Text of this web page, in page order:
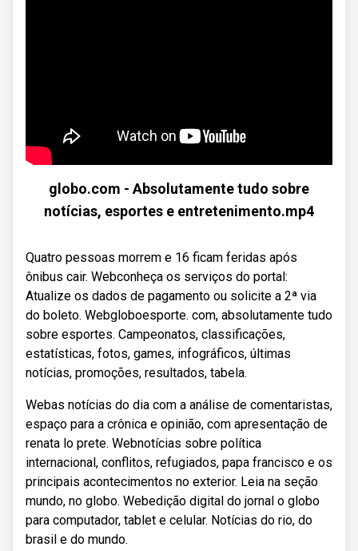
globo.com - Absolutamente tudo sobre
notícias, esportes e entretenimento.mp4
Quatro pessoas morrem e 16 ficam feridas após
ônibus cair. Webconheça os serviços do portal:
Atualize os dados de pagamento ou solicite a 2ª via
do boleto. Webgloboesporte. com, absolutamente tudo
sobre esportes. Campeonatos, classificações,
estatísticas, fotos, games, infográficos, últimas
notícias, promoções, resultados, tabela.
Webas notícias do dia com a análise de comentaristas,
espaço para a crônica e opinião, com apresentação de
renata lo prete. Webnotícias sobre política
internacional, conflitos, refugiados, papa francisco e os
principais acontecimentos no exterior. Leia na seção
mundo, no globo. Webedição digital do jornal o globo
para computador, tablet e celular. Notícias do rio, do
brasil e do mundo.